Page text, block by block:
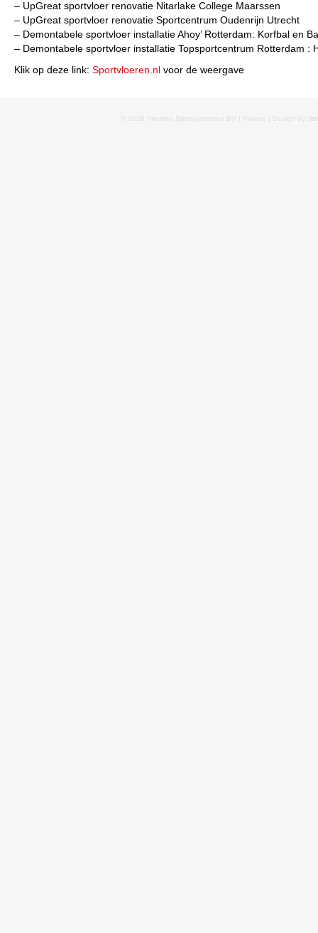
– UpGreat sportvloer renovatie Nitarlake College Maarssen
– UpGreat sportvloer renovatie Sportcentrum Oudenrijn Utrecht
– Demontabele sportvloer installatie Ahoy’ Rotterdam: Korfbal en
– Demontabele sportvloer installatie Topsportcentrum Rotterdam :
Klik op deze link: Sportvloeren.nl voor de weergave
© 2026 Interline Sportsystemen BV | Privacy | Design by: